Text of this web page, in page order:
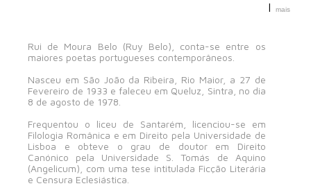
| mais
Rui de Moura Belo (Ruy Belo), conta-se entre os
maiores poetas portugueses contemporâneos.
Nasceu em São João da Ribeira, Rio Maior, a 27 de
Fevereiro de 1933 e faleceu em Queluz, Sintra, no dia
8 de agosto de 1978.
Frequentou o liceu de Santarém, licenciou-se em
Filologia Românica e em Direito pela Universidade de
Lisboa e obteve o grau de doutor em Direito
Canónico pela Universidade S. Tomás de Aquino
(Angelicum), com uma tese intitulada Ficção Literária
e Censura Eclesiástica.